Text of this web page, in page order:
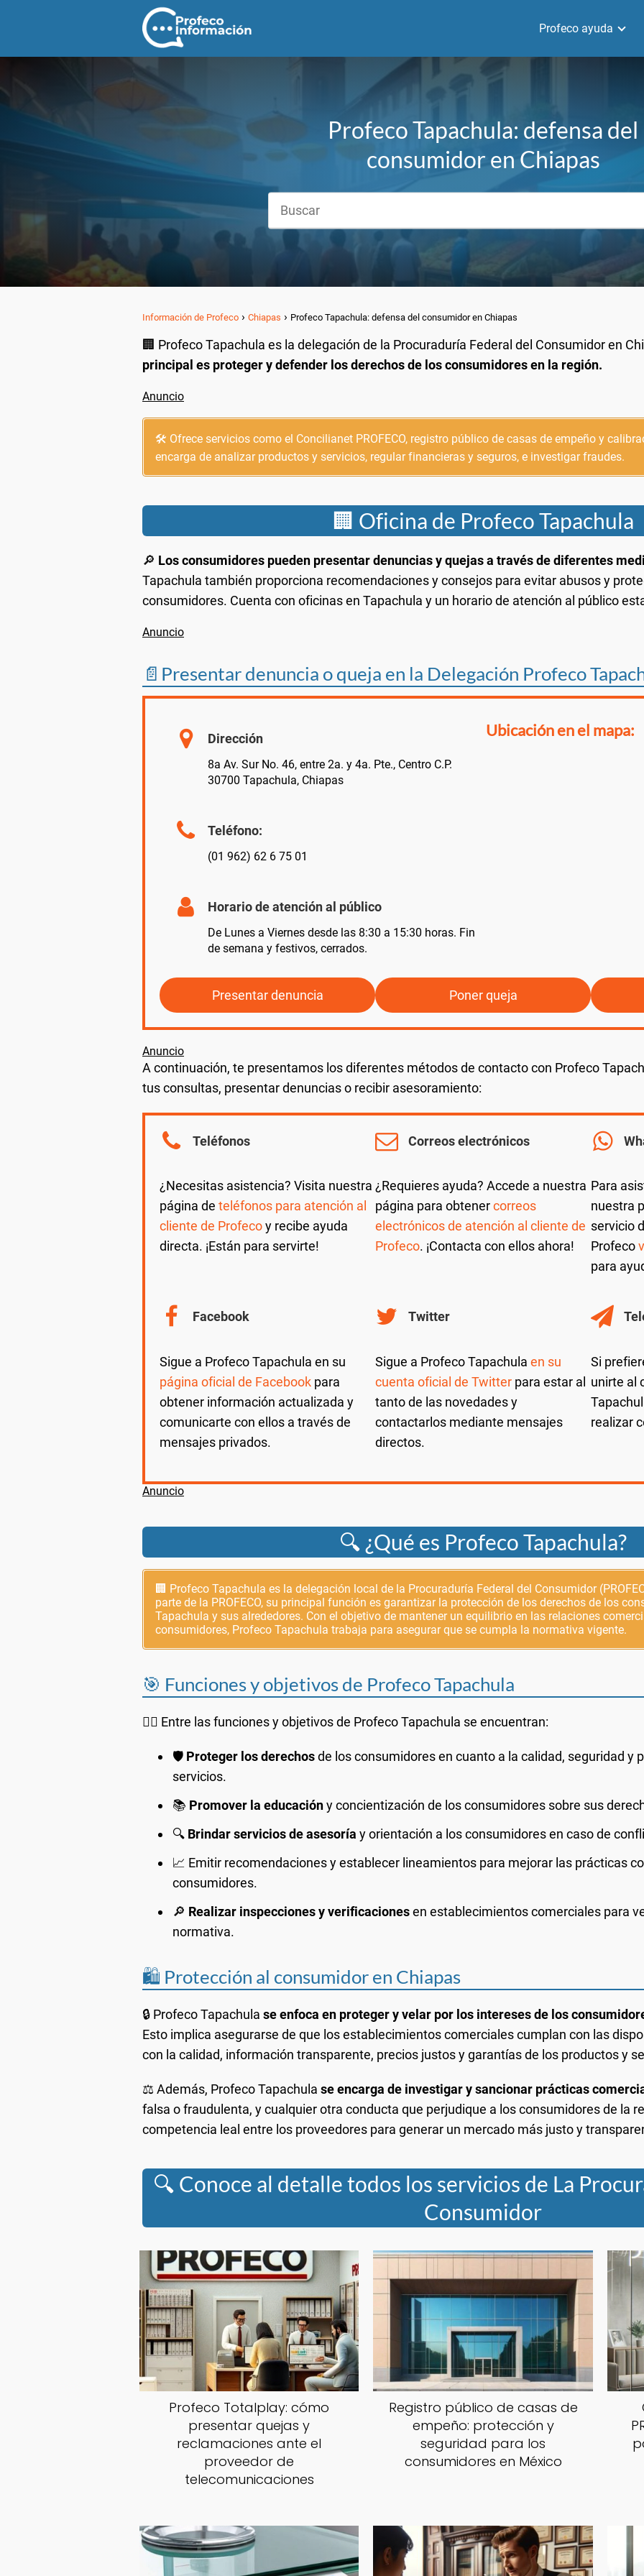
Profeco ayuda
Profeco Tapachula: defensa del
consumidor en Chiapas
Información de Profeco Chiapas Profeco Tapachula: defensa del consumidor en Chiapas
🏢 Profeco Tapachula es la delegación de la Procuraduría Federal del Consumidor en
principal es proteger y defender los derechos de los consumidores en la región.
🛠️ Ofrece servicios como el Concilianet PROFECO, registro público de casas de empeño y
encarga de analizar productos y servicios, regular financieras y seguros, e investigar fraudes.
🏢 Oficina de Profeco Tapachula
🔎 Los consumidores pueden presentar denuncias y quejas a través de diferentes
Tapachula también proporciona recomendaciones y consejos para evitar abusos y
consumidores. Cuenta con oficinas en Tapachula y un horario de atención al público
📄Presentar denuncia o queja en la Delegación Profeco
Dirección
8a Av. Sur No. 46, entre 2a. y 4a. Pte., Centro C.P.
30700 Tapachula, Chiapas
Teléfono:
(01 962) 62 6 75 01
Horario de atención al público
De Lunes a Viernes desde las 8:30 a 15:30 horas. Fin
de semana y festivos, cerrados.
Ubicación en el mapa:
Presentar denuncia Poner queja
A continuación, te presentamos los diferentes métodos de contacto con Profeco
tus consultas, presentar denuncias o recibir asesoramiento:
Teléfonos
¿Necesitas asistencia? Visita nuestra
página de teléfonos para atención al
cliente de Profecoy recibe ayuda
directa. ¡Están para servirte!
Correos electrónicos
¿Requieres ayuda? Accede a nuestra
página para obtenercorreos
electrónicos de atención al cliente de
Profeco. ¡Contacta con ellos ahora!
Para
nuestra
servicio
Profeco
para
Facebook
Sigue a Profeco Tapachula en su
página oficial de Facebook para
obtener información actualizada y
comunicarte con ellos a través de
mensajes privados.
Twitter
Sigue a Profeco Tapachula en su
cuenta oficial de Twitter para estar al
tanto de las novedades y
contactarlos mediante mensajes
directos.
Si
unirte al
realizar
🔍 ¿Qué es Profeco Tapachula?
🏢 Profeco Tapachula es la delegación local de la Procuraduría Federal del Consumidor
parte de la PROFECO, su principal función es garantizar la protección de los derechos de los
Tapachula y sus alrededores. Con el objetivo de mantener un equilibrio en las relaciones
consumidores, Profeco Tapachula trabaja para asegurar que se cumpla la normativa vigente.
🎯 Funciones y objetivos de Profeco Tapachula
👨‍⚖️ Entre las funciones y objetivos de Profeco Tapachula se encuentran:
🛡️ Proteger los derechosde los consumidores en cuanto a la calidad, seguridad y
servicios.
📚 Promover la educacióny concientización de los consumidores sobre sus
🔍 Brindar servicios de asesoría y orientación a los consumidores en caso de
📈 Emitir recomendaciones y establecer lineamientos para mejorar las prácticas
consumidores.
🔎 Realizar inspecciones y verificacionesen establecimientos comerciales para
normativa.
🛍️ Protección al consumidor en Chiapas
🔒 Profeco Tapachula se enfoca en proteger y velar por los intereses de los
Esto implica asegurarse de que los establecimientos comerciales cumplan con las
con la calidad, información transparente, precios justos y garantías de los productos y
⚖️ Además, Profeco Tapachula se encarga de investigar y sancionar prácticas
falsa o fraudulenta, y cualquier otra conducta que perjudique a los consumidores de la
competencia leal entre los proveedores para generar un mercado más justo y
🔍 Conoce al detalle todos los servicios de La
Consumidor
Profeco Totalplay: cómo
presentar quejas y
reclamaciones ante el
proveedor de
telecomunicaciones
Registro público de casas de
empeño: protección y
seguridad para los
consumidores en México